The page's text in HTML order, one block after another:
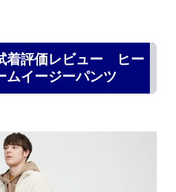
着評価レビュー ヒー
ムイージーパンツ